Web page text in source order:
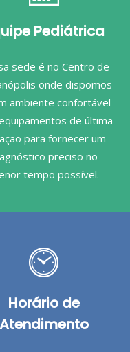
Pediátrica
sede é no Centro de
onde dispomos
ambiente confortável
de última
para fornecer um
preciso no
tempo possível.
Horário de
Atendimento